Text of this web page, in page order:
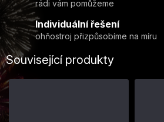
rádi vám pomůžeme
Individuální řešení
ohňostroj přizpůsobíme na míru
Související produkty